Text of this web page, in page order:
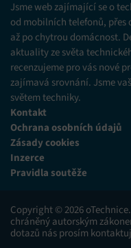
Jsme web zajímající se o
od mobilních telefonů, přes
až po chytrou domácnost.
aktuality ze světa
recenzujeme pro vás nové
zajímavá srovnání. Jsme
světem techniky.
Kontakt
Ochrana osobních údajů
Zásady cookies
Inzerce
Pravidla soutěže
Copyright © 2026
chráněný autorským
dotazů nás prosím